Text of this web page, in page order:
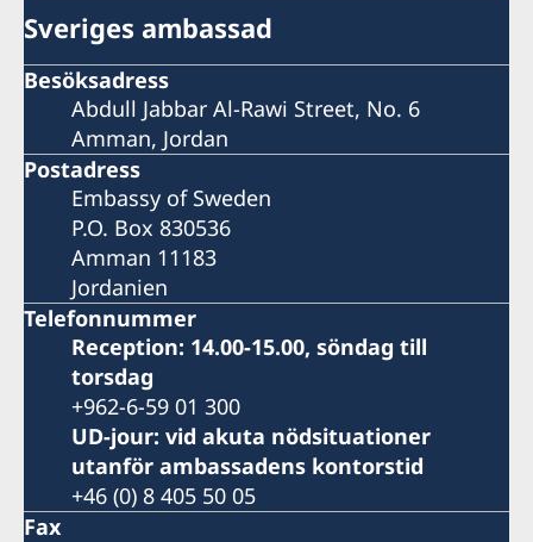
Sveriges ambassad
Besöksadress
Abdull Jabbar Al-Rawi Street, No. 6
Amman, Jordan
Postadress
Embassy of Sweden
P.O. Box 830536
Amman 11183
Jordanien
Telefonnummer
Reception: 14.00-15.00, söndag till
torsdag
+962-6-59 01 300
UD-jour: vid akuta nödsituationer
utanför ambassadens kontorstid
+46 (0) 8 405 50 05
Fax